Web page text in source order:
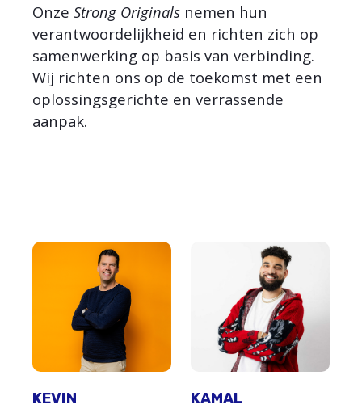
OnzeStrong Originals nemen hun
verantwoordelijkheid en richten zich op
samenwerking op basis van verbinding.
Wij richten ons op de toekomst met een
oplossingsgerichte en verrassende
aanpak.
KEVIN KAMAL